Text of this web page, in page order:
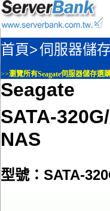
首頁>伺服器儲
>>瀏覽所有Seagate伺服器儲存選
Seagate
SATA-
NAS
型號：SATA-